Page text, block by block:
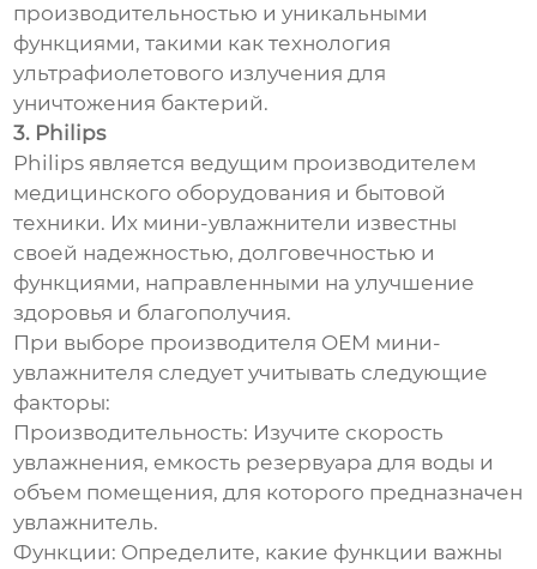
производительностью и уникальными
функциями, такими как технология
ультрафиолетового излучения для
уничтожения бактерий.
3. Philips
Philips является ведущим производителем
медицинского оборудования и бытовой
техники. Их мини-увлажнители известны
своей надежностью, долговечностью и
функциями, направленными на улучшение
здоровья и благополучия.
При выборе производителя OEM мини-
увлажнителя следует учитывать следующие
факторы:
Производительность: Изучите скорость
увлажнения, емкость резервуара для воды и
объем помещения, для которого предназначен
увлажнитель.
Функции: Определите, какие функции важны